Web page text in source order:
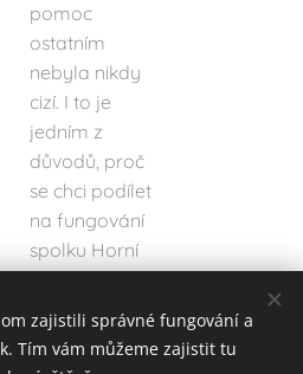
pomoc
ostatním
nebyla nikdy
cizí. I to je
jedním z
důvodů, proč
se chci podílet
na fungování
spolku Horní
zajistili správné fungování a
Tím vám můžeme zajistit tu